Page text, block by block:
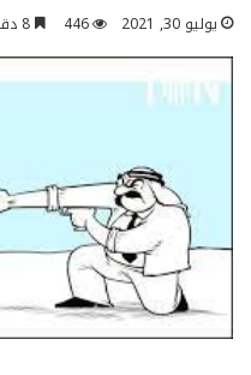
يوليو 30, 2021 446